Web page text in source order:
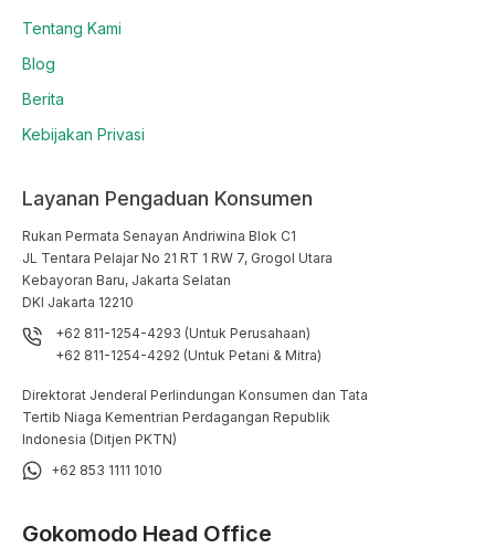
Tentang Kami
Blog
Berita
Kebijakan Privasi
Layanan Pengaduan Konsumen
Rukan Permata Senayan Andriwina Blok C1
JL Tentara Pelajar No 21 RT 1 RW 7, Grogol Utara
Kebayoran Baru, Jakarta Selatan
DKI Jakarta 12210
+62 811-1254-4293 (Untuk Perusahaan)
+62 811-1254-4292 (Untuk Petani & Mitra)
Direktorat Jenderal Perlindungan Konsumen dan Tata
Tertib Niaga Kementrian Perdagangan Republik
Indonesia (Ditjen PKTN)
+62 853 1111 1010
Gokomodo Head Office